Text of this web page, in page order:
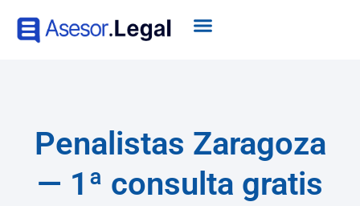
Penalistas Zaragoza
— 1ª consulta gratis